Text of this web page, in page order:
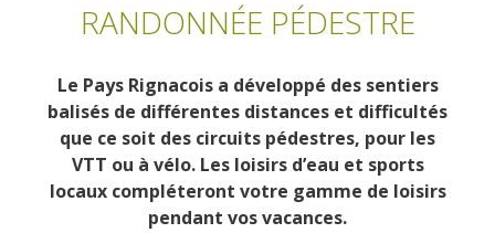
Belcastel: pueblo y castillo
Bournazel: pueblo y castillo
Los parajes
naturales
Senderismo
Cicloturismo
Equitación
Hoteles y centros
de vacaciones
Restaurantes
RANDONNÉE PÉDESTRE
Le Pays Rignacois a développé des sentiers
balisés de différentes distances et difficultés
que ce soit des circuits pédestres, pour les
VTT ou à vélo. Les loisirs d’eau et sports
locaux compléteront votre gamme de loisirs
pendant vos vacances.